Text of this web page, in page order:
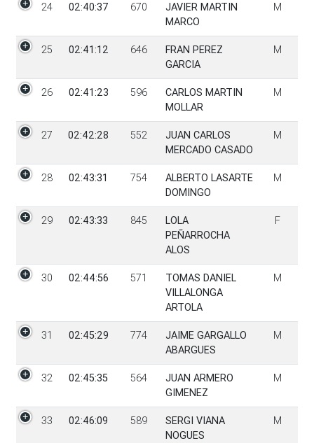
24 02:40:37 670
JAVIER MARTIN
MARCO
M
25 02:41:12 646
FRAN PEREZ
GARCIA
M
26 02:41:23 596
CARLOS MARTIN
MOLLAR
M
27 02:42:28 552
JUAN CARLOS
MERCADO CASADO
M
28 02:43:31 754
ALBERTO LASARTE
DOMINGO
M
29 02:43:33 845
LOLA
PEÑARROCHA
ALOS
F
30 02:44:56 571
TOMAS DANIEL
VILLALONGA
ARTOLA
M
31 02:45:29 774
JAIME GARGALLO
ABARGUES
M
32 02:45:35 564
JUAN ARMERO
GIMENEZ
M
33 02:46:09 589
SERGI VIANA
NOGUES
M